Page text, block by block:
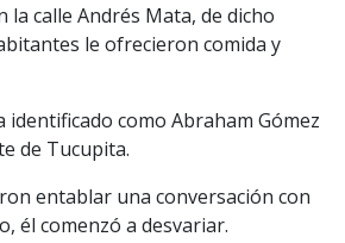
la calle Andrés Mata, de dicho
le ofrecieron comida y
identificado como Abraham Gómez
de Tucupita.
entablar una conversación con
él comenzó a desvariar.